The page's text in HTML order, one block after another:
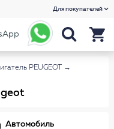
Для покупателей
PEUGEOT
→
Автомобиль